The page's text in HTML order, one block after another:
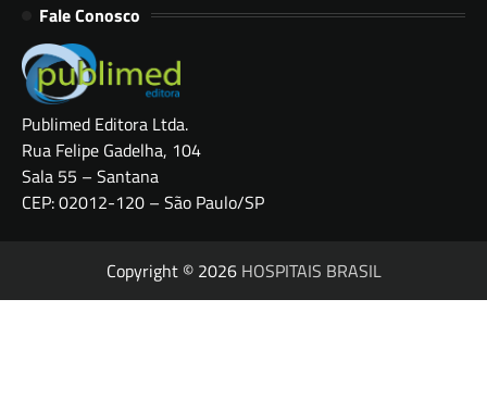
Fale Conosco
Publimed Editora Ltda.
Rua Felipe Gadelha, 104
Sala 55 – Santana
CEP: 02012-120 – São Paulo/SP
Copyright © 2026 HOSPITAIS BRASIL